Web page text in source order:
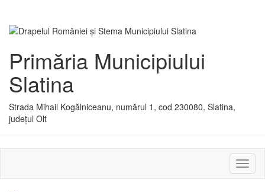
Primăria Municipiului
Slatina
Strada Mihail Kogălniceanu, numărul 1, cod 230080, Slatina,
județul Olt
sau